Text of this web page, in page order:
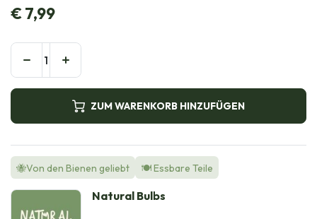
€7,99
ZUM WARENKORB HINZUFÜGEN
🐝Von den Bienen geliebt 🍽️ Essbare Teile
Natural Bulbs